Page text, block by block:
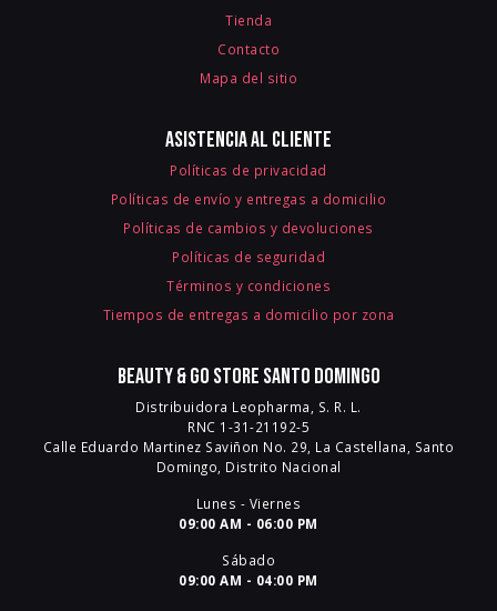
Tienda
Contacto
Mapa del sitio
Asistencia al cliente
Políticas de privacidad
Políticas de envío y entregas a domicilio
Políticas de cambios y devoluciones
Políticas de seguridad
Términos y condiciones
Tiempos de entregas a domicilio por zona
Beauty & Go Store Santo Domingo
Distribuidora Leopharma, S. R. L.
RNC 1-31-21192-5
Calle Eduardo Martinez Saviñon No. 29, La Castellana, Santo
Domingo, Distrito Nacional
Lunes - Viernes
09:00 AM - 06:00 PM
Sábado
09:00 AM - 04:00 PM